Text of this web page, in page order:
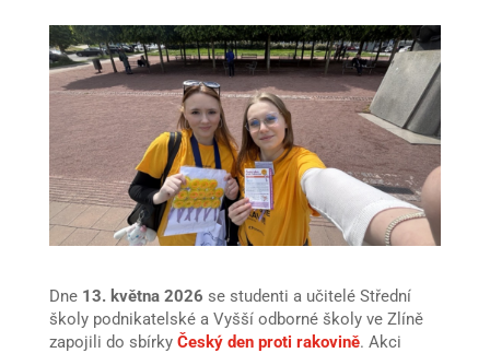
Dne 13. května 2026 se studenti a učitelé Střední
školy podnikatelské a Vyšší odborné školy ve Zlíně
zapojili do sbírky Český den proti rakovině. Akci